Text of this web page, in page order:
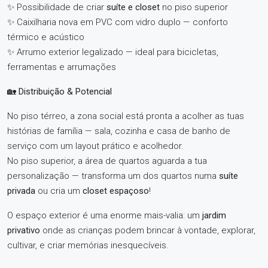
✨ Possibilidade de criar suíte e closet no piso superior
✨ Caixilharia nova em PVC com vidro duplo — conforto
térmico e acústico
✨ Arrumo exterior legalizado — ideal para bicicletas,
ferramentas e arrumações
🏡 Distribuição & Potencial
No piso térreo, a zona social está pronta a acolher as tuas
histórias de família — sala, cozinha e casa de banho de
serviço com um layout prático e acolhedor.
No piso superior, a área de quartos aguarda a tua
personalização — transforma um dos quartos numa suíte
privada ou cria um closet espaçoso!
O espaço exterior é uma enorme mais-valia: um jardim
privativo onde as crianças podem brincar à vontade, explorar,
cultivar, e criar memórias inesquecíveis.